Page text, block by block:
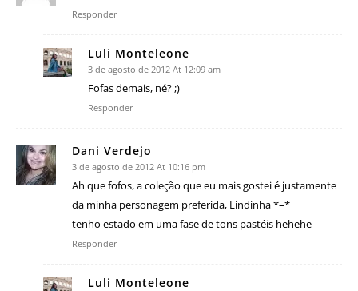
Responder
Luli Monteleone
3 de agosto de 2012 At 12:09 am
Fofas demais, né? ;)
Responder
Dani Verdejo
3 de agosto de 2012 At 10:16 pm
Ah que fofos, a coleção que eu mais gostei é justamente
da minha personagem preferida, Lindinha *–*
tenho estado em uma fase de tons pastéis hehehe
Responder
Luli Monteleone